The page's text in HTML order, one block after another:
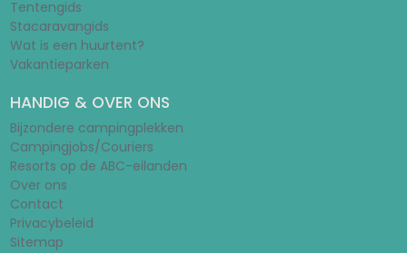
Tentengids
Stacaravangids
Wat is een huurtent?
Vakantieparken
HANDIG & OVER ONS
Bijzondere campingplekken
Campingjobs/Couriers
Resorts op de ABC-eilanden
Over ons
Contact
Privacybeleid
Sitemap